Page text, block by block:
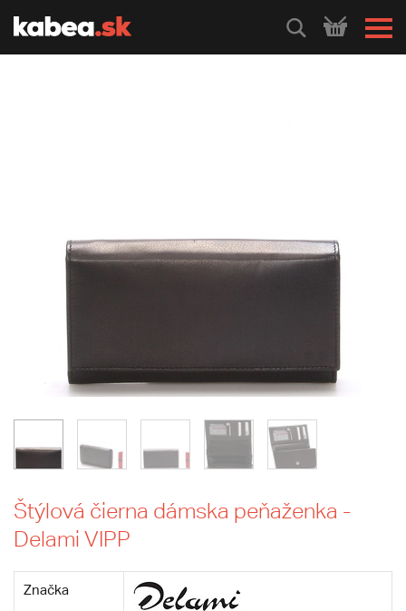
HLEDEJ
Štýlová čierna dámska peňaženka -
Delami VIPP
Značka